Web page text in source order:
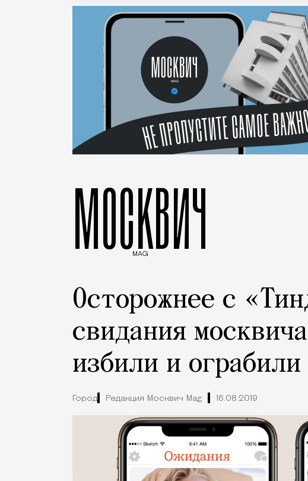
МОСКВИЧ
MAG
Осторожнее с
свидания
избили и ограбили
Город Редакция Москвич Mag 16.08.2019